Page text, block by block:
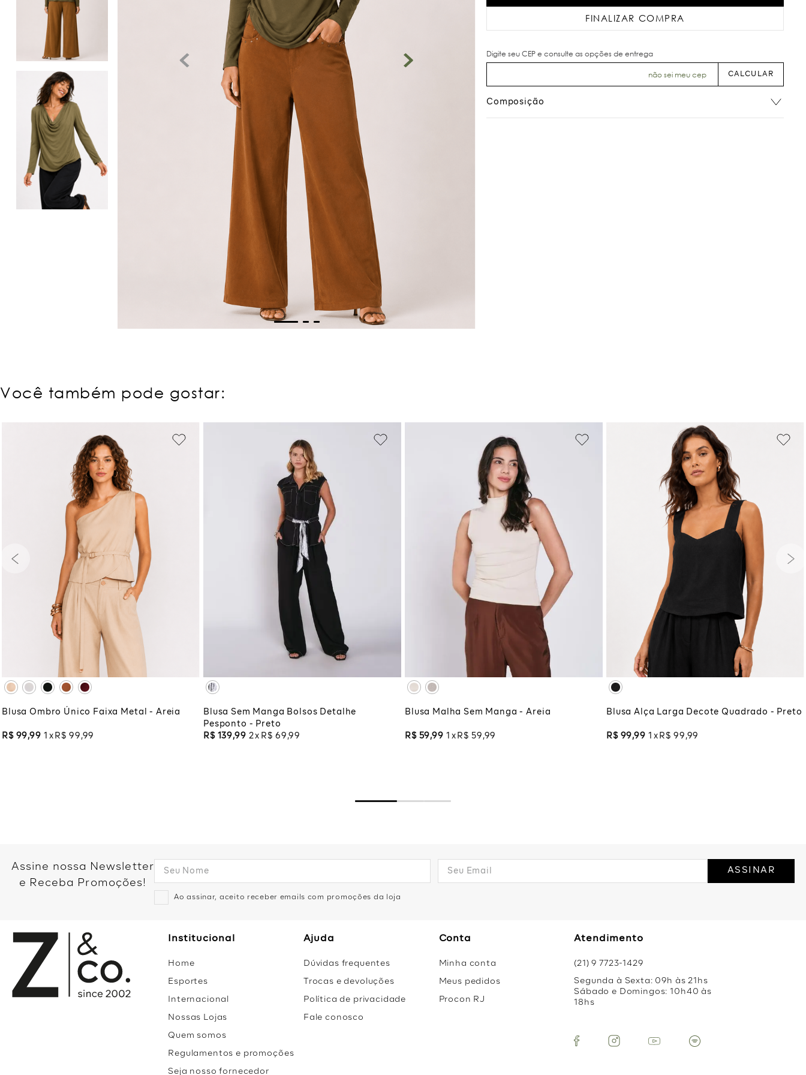
FINALIZAR COMPRA
não sei meu cep
Composição
Você também pode gostar:
M
P
XGG
ADICIONAR À SACOLA
Blusa Ombro Único Faixa Metal - Areia
R$ 99,99 1 R$ 99 ,99
G
M
ADICIONAR À SACOLA
Blusa Sem Manga Bolsos Detalhe
Pesponto - Preto
R$ 139,99 2 R$ 69 ,99
G
M
XGG
ADICIONAR À SACOLA
Blusa Malha Sem Manga - Areia
R$ 59,99 1 R$ 59 ,99
P
ADICIONAR À SACOLA
Blusa Alça Larga Decote Quadrado - Preto
R$ 99,99 1 R$ 99 ,99
Assine nossa Newsletter
e Receba Promoções!
Ao assinar, aceito receber emails com promoções da loja
ASSINAR
Institucional
Home
Esportes
Internacional
Nossas Lojas
Quem somos
Regulamentos e promoções
Seja nosso fornecedor
Ajuda
Dúvidas frequentes
Trocas e devoluções
Política de privacidade
Fale conosco
Conta
Minha conta
Meus pedidos
Procon RJ
Atendimento
(21) 9 7723-1429
Segunda à Sexta: 09h às 21hs
Sábado e Domingos: 10h40 às
18hs